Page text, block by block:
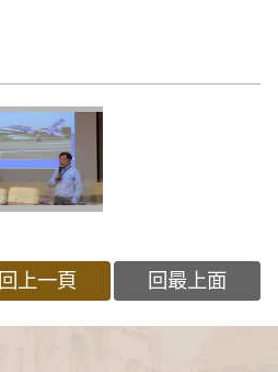
回上一頁 回最上面